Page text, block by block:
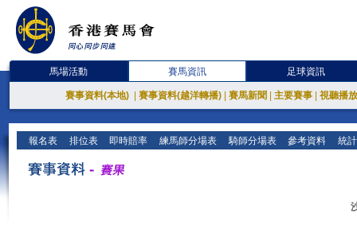
馬場活動 賽馬資訊 足球資訊
賽事資料(本地) 賽事資料(越洋轉播) 賽馬新聞 主要賽事 視聽播
報名表 排位表 即時賠率 練馬師分場表 騎師分場表 參考資料 統